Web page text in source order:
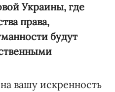
Украины, где
права,
будут
вашу искренность